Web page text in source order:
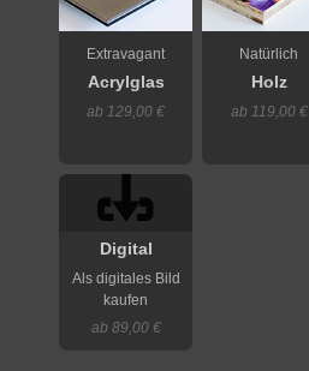
Extravagant
Acrylglas
ab 129,00 €
Natürlich
Holz
ab 119,00 €
Digital
Als digitales Bild
kaufen
ab 89,00 €